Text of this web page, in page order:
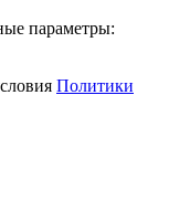
параметры:
Политики